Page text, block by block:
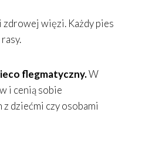
więzi. Każdy pies
flegmatyczny.W
i cenią sobie
dziećmi czy osobami